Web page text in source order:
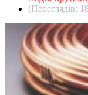
(Переглядів: